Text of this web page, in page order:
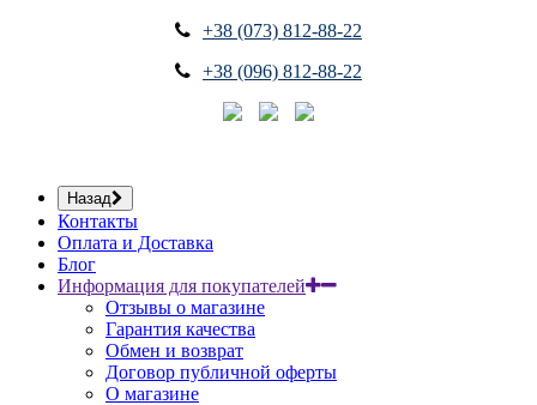
+38 (073) 812-88-22
+38 (096) 812-88-22
Назад
Контакты
Оплата и Доставка
Блог
Информация для покупателей
Отзывы о магазине
Гарантия качества
Обмен и возврат
Договор публичной оферты
О магазине